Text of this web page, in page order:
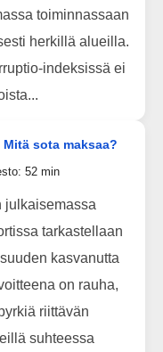
toiminnassaan
herkillä alueilla.
indeksissä ei
sota maksaa?
52 min
julkaisemassa
tarkastellaan
kasvanutta
on rauha,
riittävän
suhteessa